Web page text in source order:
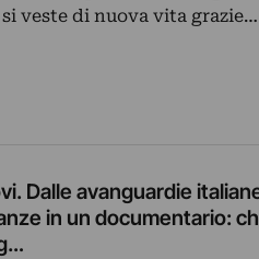
veste di nuova vita grazie…
Dalle avanguardie
in un documentario: